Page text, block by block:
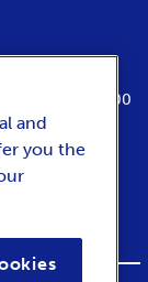
10:00 tot 17:00
and
you the